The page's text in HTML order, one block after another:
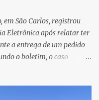
autoria dos disparos e as
em anda...
São Carlos, registrou
Eletrônica após relatar ter
a entrega de um pedido
o boletim, o caso